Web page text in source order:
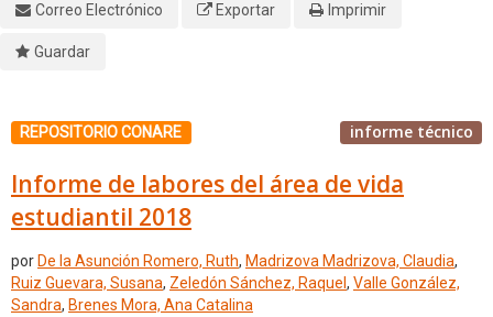
Correo Electrónico
Exportar Imprimir
Guardar
REPOSITORIO CONARE informe técnico
Informe de labores del área de vida
estudiantil 2018
por De la Asunción Romero, Ruth, Madrizova Madrizova, Claudia,
Ruiz Guevara, Susana, Zeledón Sánchez, Raquel , Valle González,
Sandra, Brenes Mora, Ana Catalina